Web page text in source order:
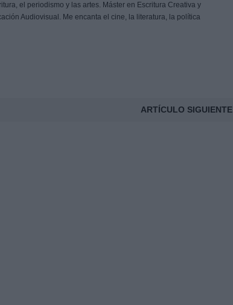
el periodismo y las artes. Máster en Escritura Creativa y
Audiovisual. Me encanta el cine, la literatura, la política
ARTÍCULO SIGUIENTE